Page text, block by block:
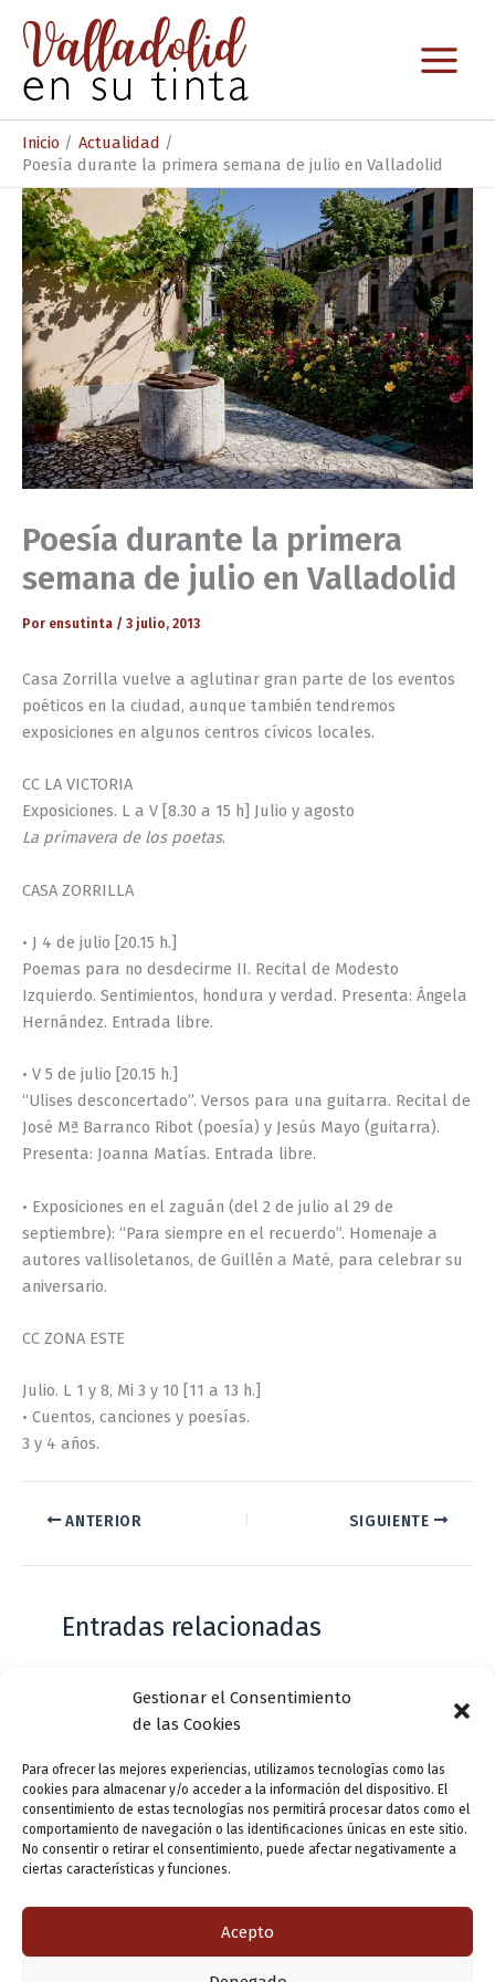
Gestionar el Consentimiento
de las Cookies
Para ofrecer las mejores experiencias, utilizamos tecnologías como las
cookies para almacenar y/o acceder a la información del dispositivo. El
consentimiento de estas tecnologías nos permitirá procesar datos como el
comportamiento de navegación o las identificaciones únicas en este sitio.
No consentir o retirar el consentimiento, puede afectar negativamente a
ciertas características y funciones.
Acepto
contenido
Inicio
Actualidad
Poesía durante la primera semana de julio en Valladolid
Poesía durante la primera
semana de julio en Valladolid
Por ensutinta / 3 julio, 2013
Casa Zorrilla vuelve a aglutinar gran parte de los eventos
poéticos en la ciudad, aunque también tendremos
exposiciones en algunos centros cívicos locales.
CC LA VICTORIA
Exposiciones. L a V [8.30 a 15 h] Julio y agosto
La primavera de los poetas.
CASA ZORRILLA
• J 4 de julio [20.15 h.]
Poemas para no desdecirme II. Recital de Modesto
Izquierdo. Sentimientos, hondura y verdad. Presenta: Ángela
Hernández. Entrada libre.
• V 5 de julio [20.15 h.]
“Ulises desconcertado”. Versos para una guitarra. Recital de
José Mª Barranco Ribot (poesía) y Jesús Mayo (guitarra).
Presenta: Joanna Matías. Entrada libre.
• Exposiciones en el zaguán (del 2 de julio al 29 de
septiembre): “Para siempre en el recuerdo”. Homenaje a
autores vallisoletanos, de Guillén a Maté, para celebrar su
aniversario.
CC ZONA ESTE
Julio. L 1 y 8, Mi 3 y 10 [11 a 13 h.]
• Cuentos, canciones y poesías.
3 y 4 años.
ANTERIOR SIGUIENTE
Entradas relacionadas
Casa de Zorrilla conmemorarán el 168
aniversario del estreno de Don Juan
Tenorio
Deja un comentario / Actualidad / Por VLLensutinta
Actualidad / Por